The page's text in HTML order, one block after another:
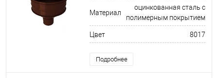
Материал
оцинкованная сталь с
полимерным покрытием
Цвет 8017
Подробнее